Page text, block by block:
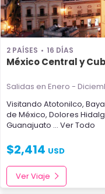
2 PAÍSES 16 DÍAS
México Central y
Salidas en Enero -
Visitando Atotonilco,
de México, Dolores
Guanajuato ... Ver Todo
$2,414 USD
Ver Viaje